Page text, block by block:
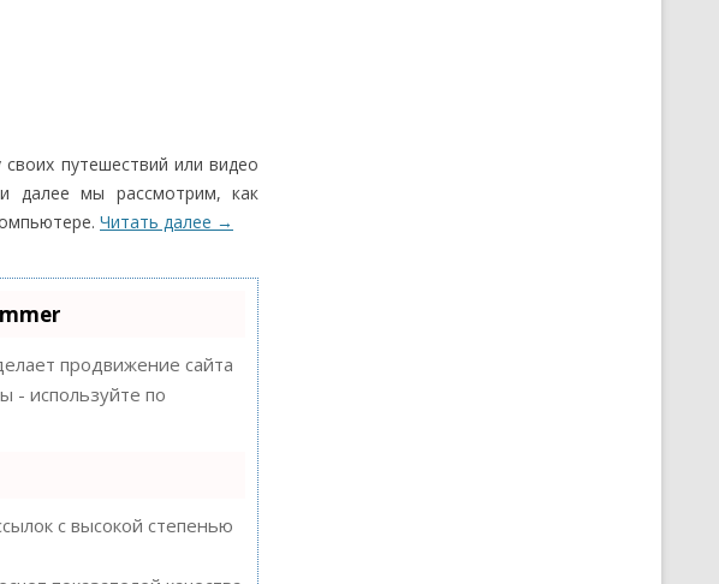
путешествий или видео
далее мы рассмотрим, как
Читать далее →
продвижение сайта
- используйте по
с высокой степенью